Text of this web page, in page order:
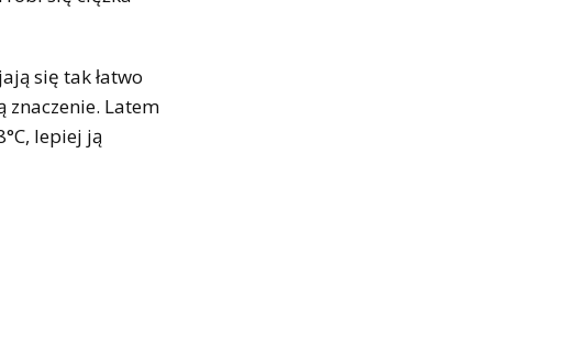
się tak łatwo
znaczenie. Latem
lepiej ją